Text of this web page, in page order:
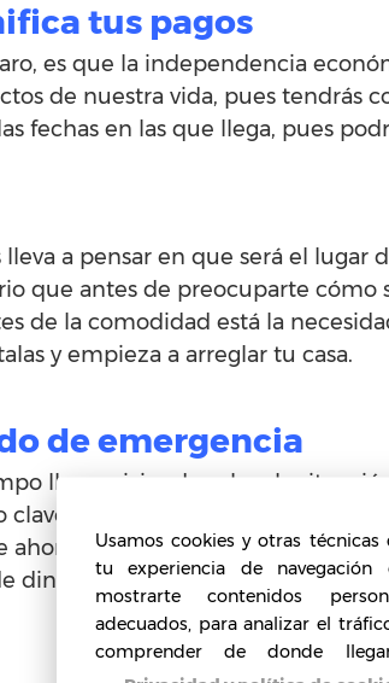
tus pagos
es que la independencia
de nuestra vida, pues tendrás
fechas en las que llega, pues
lleva a pensar en que será el
que antes de preocuparte
de la comodidad está la
y empieza a arreglar tu casa.
de emergencia
llevas viviendo solo o la
a la hora de lograr la
ahora en adelante. Esto te
dinero para empezar a
Usamos cookies y otras
tu experiencia de
mostrarte contenidos
adecuados, para analizar el
comprender de donde